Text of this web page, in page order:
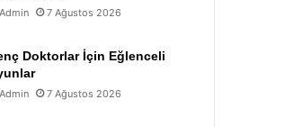
Admin 7 Ağustos 2026
Doktorlar İçin Eğlenceli
Admin 7 Ağustos 2026